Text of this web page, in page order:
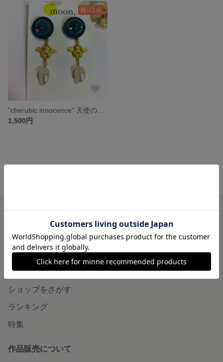
残り1点
1,500円
minneについて
minneで買いたい
作品をさがす
ショップをさがす
ランキング
特集
作品販売について